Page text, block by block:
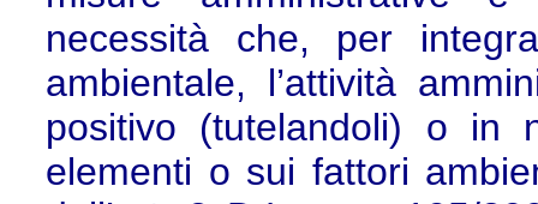
necessità che, per
ambientale, l’attività
positivo (tutelandoli) o in
elementi o sui fattori